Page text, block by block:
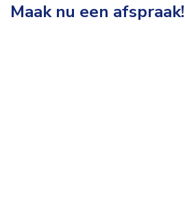
Maak nu een afspraak!